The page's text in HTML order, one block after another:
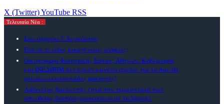
X (Twitter)YouTube RSS
Τελευταία Νέα :
Σαν σήμερα 7 Αυγούστου
Εσύ σε τι είδος οικογένειας ανήκεις;
Οικότροφοι Φοιτητικής Εστίας Αθηνών: Κυβέρνηση
και ΙΝΕΔΙΒΙΜ δεν έχουν κανένα σχέδιο για το που θα
μείνουν εκατοντάδες φοιτητές!
Λιβανέζος βουλευτής ζητά τον τερματισμό των
απευθείας διαπραγματεύσεων με το Ισραήλ